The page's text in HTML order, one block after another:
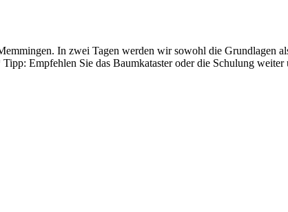
In zwei Tagen werden wir sowohl die Grundlagen
Empfehlen Sie das Baumkataster oder die Schulung